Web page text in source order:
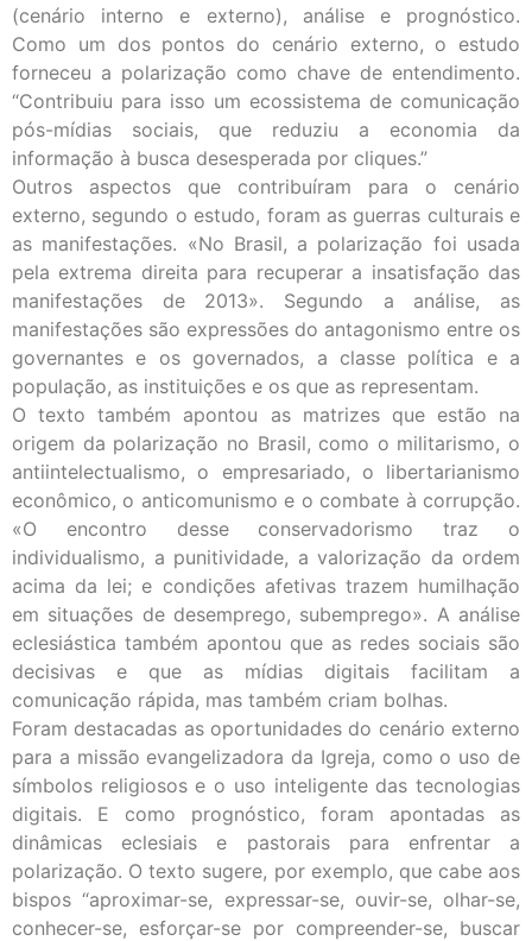
(cenário interno e externo), análise e prognóstico.
Como um dos pontos do cenário externo, o estudo
forneceu a polarização como chave de entendimento.
“Contribuiu para isso um ecossistema de comunicação
pós-mídias sociais, que reduziu a economia da
informação à busca desesperada por cliques.”
Outros aspectos que contribuíram para o cenário
externo, segundo o estudo, foram as guerras culturais e
as manifestações. «No Brasil, a polarização foi usada
pela extrema direita para recuperar a insatisfação das
manifestações de 2013». Segundo a análise, as
manifestações são expressões do antagonismo entre os
governantes e os governados, a classe política e a
população, as instituições e os que as representam.
O texto também apontou as matrizes que estão na
origem da polarização no Brasil, como o militarismo, o
antiintelectualismo, o empresariado, o libertarianismo
econômico, o anticomunismo e o combate à corrupção.
«O encontro desse conservadorismo traz o
individualismo, a punitividade, a valorização da ordem
acima da lei; e condições afetivas trazem humilhação
em situações de desemprego, subemprego». A análise
eclesiástica também apontou que as redes sociais são
decisivas e que as mídias digitais facilitam a
comunicação rápida, mas também criam bolhas.
Foram destacadas as oportunidades do cenário externo
para a missão evangelizadora da Igreja, como o uso de
símbolos religiosos e o uso inteligente das tecnologias
digitais. E como prognóstico, foram apontadas as
dinâmicas eclesiais e pastorais para enfrentar a
polarização. O texto sugere, por exemplo, que cabe aos
bispos “aproximar-se, expressar-se, ouvir-se, olhar-se,
conhecer-se, esforçar-se por compreender-se, buscar